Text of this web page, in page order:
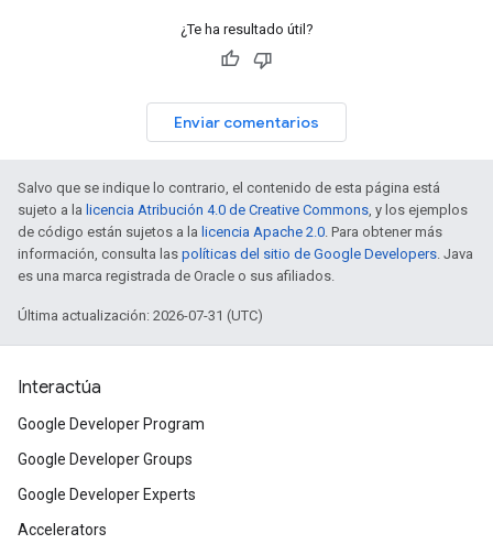
¿Te ha resultado útil?
Enviar comentarios
Salvo que se indique lo contrario, el contenido de esta página está
sujeto a la licencia Atribución 4.0 de Creative Commons, y los ejemplos
de código están sujetos a la licencia Apache 2.0. Para obtener más
información, consulta las políticas del sitio de Google Developers. Java
es una marca registrada de Oracle o sus afiliados.
Última actualización: 2026-07-31 (UTC)
Interactúa
Google Developer Program
Google Developer Groups
Google Developer Experts
Accelerators